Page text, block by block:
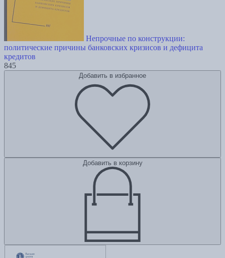
Непрочные по конструкции:
политические причины банковских кризисов и дефицита
кредитов
845
Добавить в избранное
Добавить в корзину